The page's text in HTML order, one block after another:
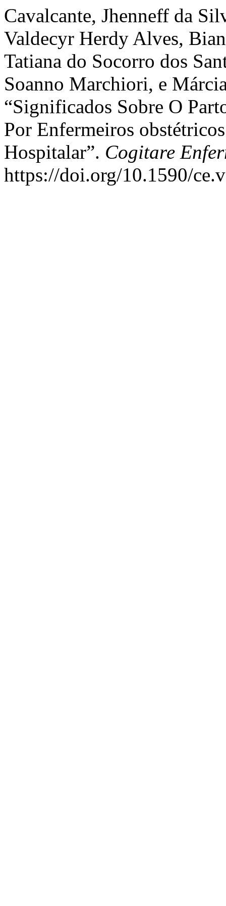
Cavalcante, Jhenneff da
Valdecyr Herdy Alves,
Tatiana do Socorro dos
Soanno Marchiori, e
“Significados Sobre O
Por Enfermeiros
Hospitalar”. Cogitare
https://doi.org/10.1590/